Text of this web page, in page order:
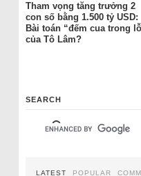
Tham vọng tăng trưởng 2
con số bằng 1.500 tỷ USD:
Bài toán “đếm cua trong
của Tô Lâm?
SEARCH
LATEST POPULAR